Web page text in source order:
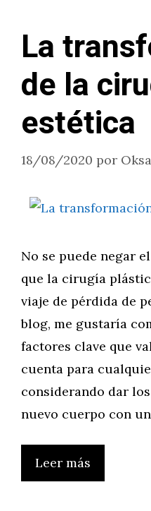
La
de la
estética
18/08/2020 por
No se puede negar
que la cirugía
viaje de pérdida de
blog, me gustaría
factores clave que
cuenta para
considerando dar
nuevo cuerpo con
Leer más